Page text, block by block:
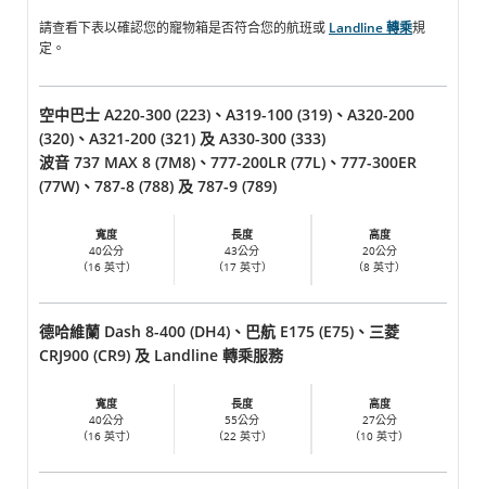
請查看下表以確認您的寵物箱是否符合您的航班或 Landline 轉乘規
定。
空中巴士 A220-300 (223)、A319-100 (319)、A320-200
(320)、A321-200 (321) 及 A330-300 (333)
波音 737 MAX 8 (7M8)、777-200LR (77L)、777-300ER
(77W)、787-8 (788) 及 787-9 (789)
寬度
40公分
（16 英寸）
長度
43公分
（17 英寸）
高度
20公分
（8 英寸）
德哈維蘭 Dash 8-400 (DH4)、巴航 E175 (E75)、三菱
CRJ900 (CR9) 及 Landline 轉乘服務
寬度
40公分
（16 英寸）
長度
55公分
（22 英寸）
高度
27公分
（10 英寸）